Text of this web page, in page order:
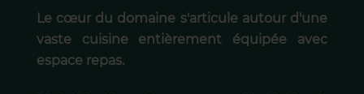
Le cœur du domaine s'articule autour d'une
vaste cuisine entièrement équipée avec
espace repas.